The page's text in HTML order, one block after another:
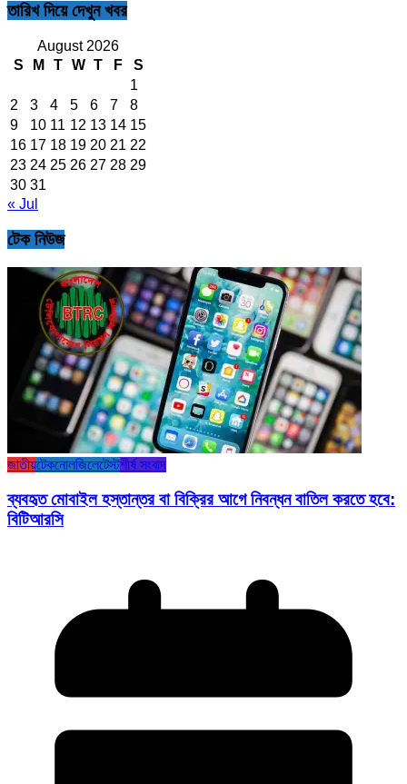
তারিখ দিয়ে দেখুন খবর
August 2026
S
M T W T F
S
1
2
3 4 5 6 7
8
9
10 11 12 13 14 15
16 17 18 19 20 21 22
23 24 25 26 27 28 29
30 31
« Jul
টেক নিউজ
জাতীয়টেকনোলজিলেটেস্টশীর্ষ সংবাদ
ব্যবহৃত মোবাইল হস্তান্তর বা বিক্রির আগে নিবন্ধন বাতিল করতে হবে:
বিটিআরসি